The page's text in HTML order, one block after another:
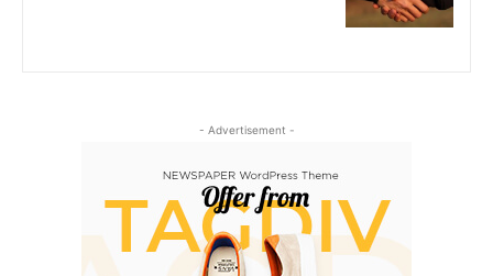
- Advertisement -